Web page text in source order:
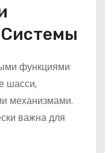
функциями
шасси,
механизмами.
важна для